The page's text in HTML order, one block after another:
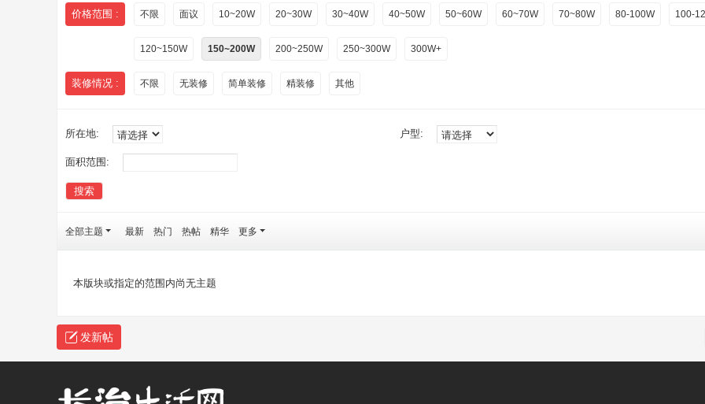
价格范围 : 不限 面议 10~20W 20~30W 30~40W 40~50W 50~60W 60~70W 70~80W 80-100W 100-
120~150W 150~200W 200~250W 250~300W 300W+
装修情况 : 不限 无装修 简单装修 精装修 其他
所在地: 户型:
面积范围:
搜索
全部主题 最新 热门 热帖 精华 更多
本版块或指定的范围内尚无主题
发新帖